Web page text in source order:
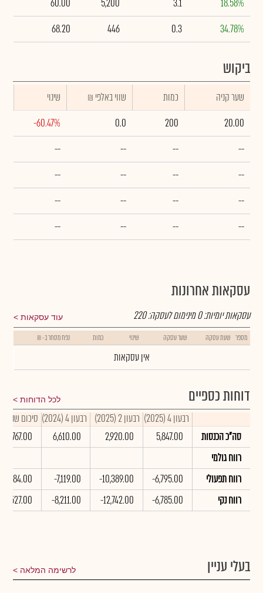
18.58%
3.1
5,200
60.00
34.78%
0.3
446
68.20
ביקוש
שער קניה כמות ₪ שווי באלפי
שינוי
20.00
200
0.0
-60.47%
--
--
--
--
--
--
--
--
--
--
--
--
--
--
--
--
עסקאות אחרונות
עוד עסקאות עסקאות יומיות:0מינימום לעסקה:220
מספר שעת עסקה שער עסקה שינוי כמות נפח מסחר ב- ₪
אין עסקאות
דוחות כספיים לכל הדוחות
רבעון 4 (2025) רבעון 2 (2025) רבעון 4 (2024)
סיכום שנתי 2025
סה"כ הכנסות
5,847.00
2,920.00
6,610.00
8,767.00
רווח גולמי
רווח תפעולי
-6,795.00
-10,389.00
-7,119.00
-17,184.00
רווח נקי
-6,785.00
-12,742.00
-8,211.00
בעלי עניין לרשימה המלאה